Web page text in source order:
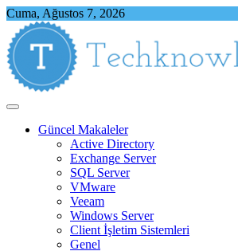
Skip
content
Cuma, Ağustos 7, 2026
Güncel Makaleler
Active Directory
Exchange Server
SQL Server
VMware
Veeam
Windows Server
Client İşletim Sistemleri
Genel